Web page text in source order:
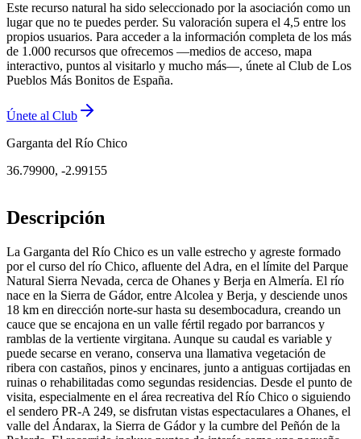
Este recurso natural ha sido seleccionado por la asociación como un
lugar que no te puedes perder. Su valoración supera el 4,5 entre los
propios usuarios. Para acceder a la información completa de los más
de 1.000 recursos que ofrecemos —medios de acceso, mapa
interactivo, puntos al visitarlo y mucho más—, únete al Club de Los
Pueblos Más Bonitos de España.
Únete al Club
Garganta del Río Chico
36.79900, -2.99155
Descripción
La Garganta del Río Chico es un valle estrecho y agreste formado
por el curso del río Chico, afluente del Adra, en el límite del Parque
Natural Sierra Nevada, cerca de Ohanes y Berja en Almería. El río
nace en la Sierra de Gádor, entre Alcolea y Berja, y desciende unos
18 km en dirección norte-sur hasta su desembocadura, creando un
cauce que se encajona en un valle fértil regado por barrancos y
ramblas de la vertiente virgitana. Aunque su caudal es variable y
puede secarse en verano, conserva una llamativa vegetación de
ribera con castaños, pinos y encinares, junto a antiguas cortijadas en
ruinas o rehabilitadas como segundas residencias. Desde el punto de
visita, especialmente en el área recreativa del Río Chico o siguiendo
el sendero PR-A 249, se disfrutan vistas espectaculares a Ohanes, el
valle del Ándarax, la Sierra de Gádor y la cumbre del Peñón de la